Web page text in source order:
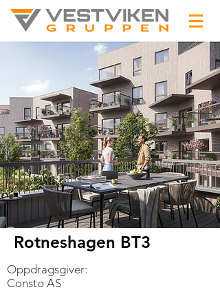
Rotneshagen BT3
Oppdragsgiver:
Consto AS